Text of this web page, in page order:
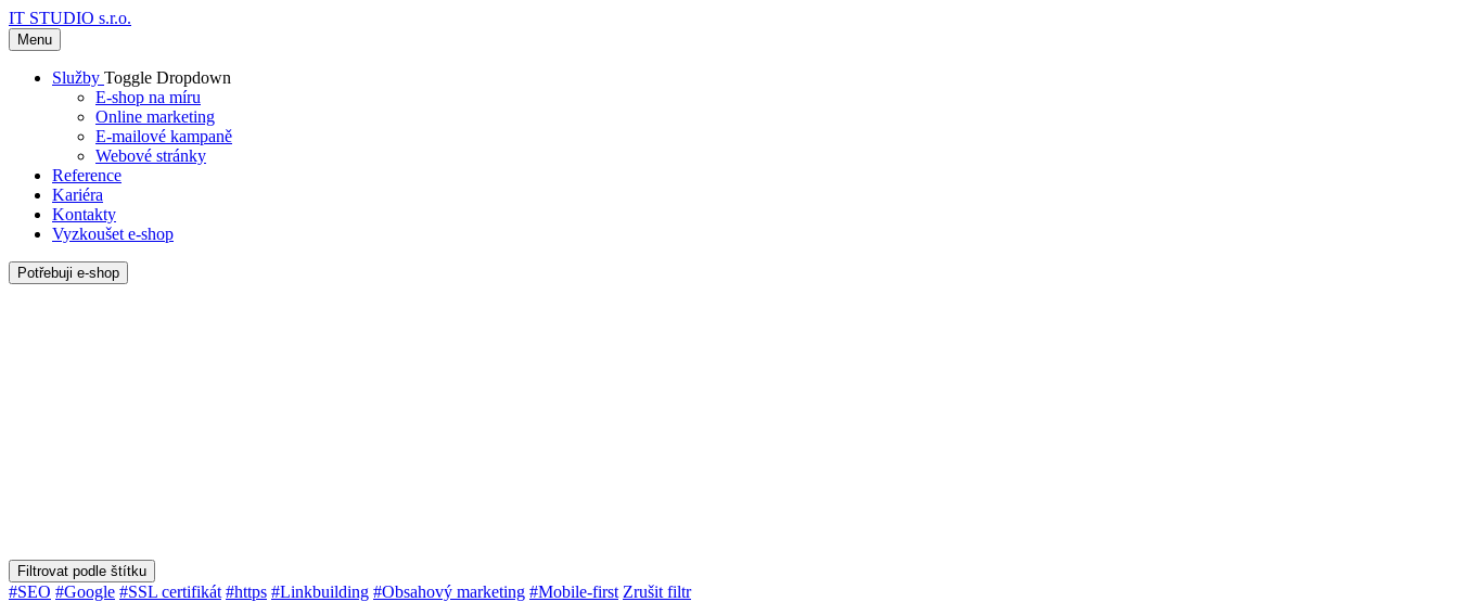
IT STUDIO s.r.o.
Menu
Služby Toggle Dropdown
E-shop na míru
Online marketing
E-mailové kampaně
Webové stránky
Reference
Kariéra
Kontakty
Vyzkoušet e-shop
Potřebuji e-shop
Filtrovat podle štítku
#SEO #Google #SSL certifikát #https #Linkbuilding #Obsahový marketing #Mobile-first Zrušit filtr